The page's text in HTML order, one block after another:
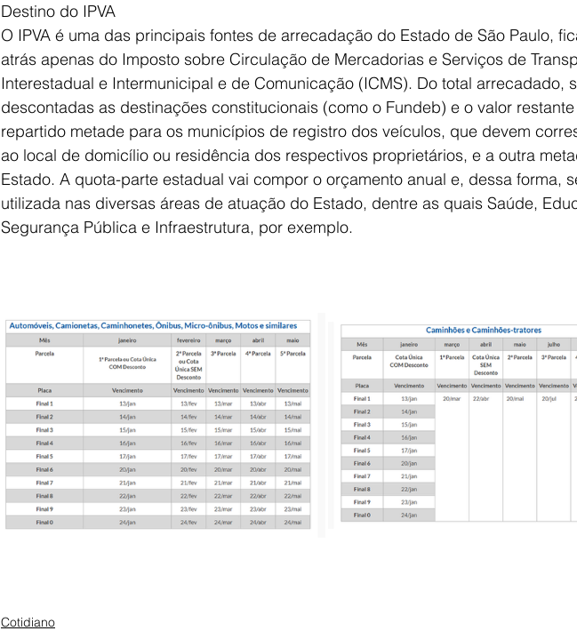
Destino do IPVA
O IPVA é uma das principais fontes de arrecadação do Estado de São Paulo,
atrás apenas do Imposto sobre Circulação de Mercadorias e Serviços de
Interestadual e Intermunicipal e de Comunicação (ICMS). Do total arrecadado,
descontadas as destinações constitucionais (como o Fundeb) e o valor
repartido metade para os municípios de registro dos veículos, que devem
ao local de domicílio ou residência dos respectivos proprietários, e a outra
Estado. A quota-parte estadual vai compor o orçamento anual e, dessa forma,
utilizada nas diversas áreas de atuação do Estado, dentre as quais Saúde,
Segurança Pública e Infraestrutura, por exemplo.
Cotidiano